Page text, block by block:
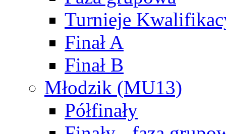
Turnieje
Finał A
Finał B
Młodzik (MU13)
Półfinały